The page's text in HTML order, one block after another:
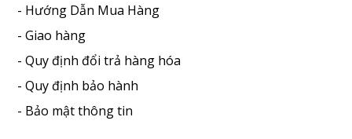
- Hướng Dẫn Mua Hàng
- Giao hàng
- Quy định đổi trả hàng hóa
- Quy định bảo hành
- Bảo mật thông tin